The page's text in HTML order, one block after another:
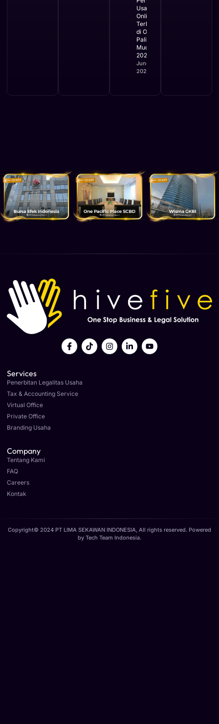
Usaha
Online
Terbaru
di OSS
Paling
Mudah
2026
June 2,
2026
Services
Penerbitan Legalitas Usaha
Tax & Accounting Service
Virtual Office
Private Office
Branding Usaha
Company
Tentang Kami
FAQ
Careers
Kontak
Copyright© 2024 PT LIMA SEKAWAN INDONESIA, All rights reserved. Powered
by Tech Team Indonesia.